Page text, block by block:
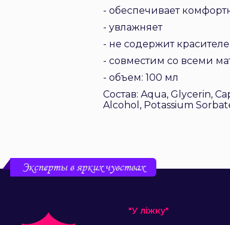
- обеспечивает
- увлажняет
- не содержит
- совместим со всеми
- объем: 100 мл
Состав: Aqua, Glycerin,
Alcohol, Potassium
Эксперты в ярких чувствах
"У ліжку"